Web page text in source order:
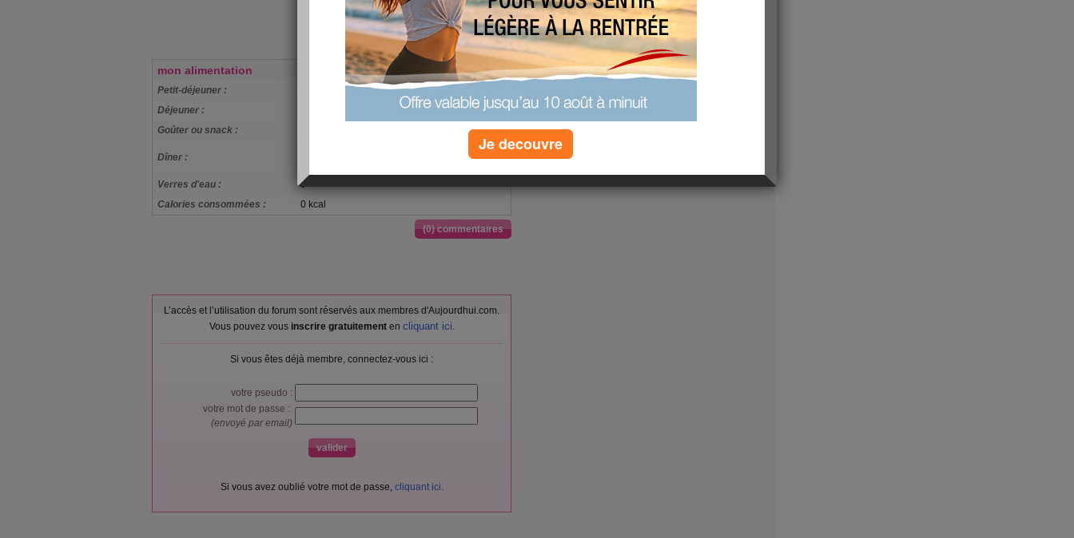
mon alimentation
Petit-déjeuner :
1tart de from allegé un kiwi un café
Déjeuner :
2tart de filet de poulet et endives cuit vapeur
Goûter ou snack :
Dîner :
filet de dinde brocollis en papillote une tr d
Verres d'eau :
0
Calories consommées :
0 kcal
(0) commentaires
L’accès et l’utilisation du forum sont réservés aux membres d'Aujourdhui.com.
Vous pouvez vous inscrire gratuitementen cliquant ici.
Si vous êtes déjà membre, connectez-vous ici :
votre pseudo :
votre mot de passe :
(envoyé par email)
Si vous avez oublié votre mot de passe, cliquant ici.
Je decouvre